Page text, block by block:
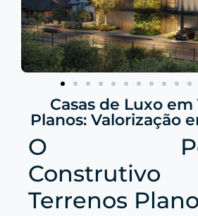
Casas de Luxo em
Planos: Valorização
O
Terrenos